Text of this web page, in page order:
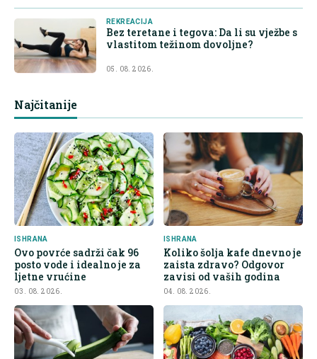
REKREACIJA
Bez teretane i tegova: Da li su vježbe s
vlastitom težinom dovoljne?
05. 08. 2026.
Najčitanije
ISHRANA
Ovo povrće sadrži čak 96
posto vode i idealno je za
ljetne vrućine
03. 08. 2026.
ISHRANA
Koliko šolja kafe dnevno je
zaista zdravo? Odgovor
zavisi od vaših godina
04. 08. 2026.